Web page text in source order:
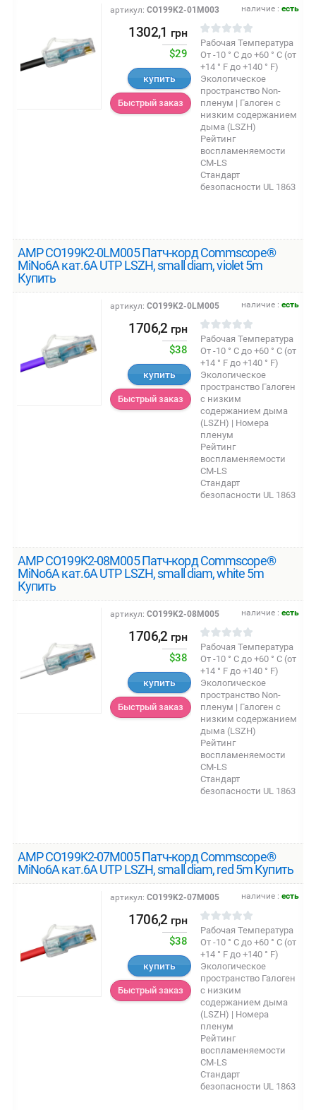
наличие :есть
артикул: CO199K2-01M003
1302,1 грн
$29
купить
Быстрый заказ
Рабочая Температура
От -10 ° C до +60 ° C (от
+14 ° F до +140 ° F)
Экологическое
пространство Non-
пленум | Галоген с
низким содержанием
дыма (LSZH)
Рейтинг
воспламеняемости
CM-LS
Стандарт
безопасности UL 1863
AMP CO199K2-0LM005 Патч-корд Commscope®
MiNo6A кат.6A UTP LSZH, small diam, violet 5m
Купить
наличие :есть
артикул: CO199K2-0LM005
1706,2 грн
$38
купить
Быстрый заказ
Рабочая Температура
От -10 ° C до +60 ° C (от
+14 ° F до +140 ° F)
Экологическое
пространство Галоген
с низким
содержанием дыма
(LSZH) | Номера
пленум
Рейтинг
воспламеняемости
CM-LS
Стандарт
безопасности UL 1863
AMP CO199K2-08M005 Патч-корд Commscope®
MiNo6A кат.6A UTP LSZH, small diam, white 5m
Купить
наличие :есть
артикул: CO199K2-08M005
1706,2 грн
$38
купить
Быстрый заказ
Рабочая Температура
От -10 ° C до +60 ° C (от
+14 ° F до +140 ° F)
Экологическое
пространство Non-
пленум | Галоген с
низким содержанием
дыма (LSZH)
Рейтинг
воспламеняемости
CM-LS
Стандарт
безопасности UL 1863
AMP CO199K2-07M005 Патч-корд Commscope®
MiNo6A кат.6A UTP LSZH, small diam, red 5m Купить
наличие :есть
артикул: CO199K2-07M005
1706,2 грн
$38
купить
Быстрый заказ
Рабочая Температура
От -10 ° C до +60 ° C (от
+14 ° F до +140 ° F)
Экологическое
пространство Галоген
с низким
содержанием дыма
(LSZH) | Номера
пленум
Рейтинг
воспламеняемости
CM-LS
Стандарт
безопасности UL 1863